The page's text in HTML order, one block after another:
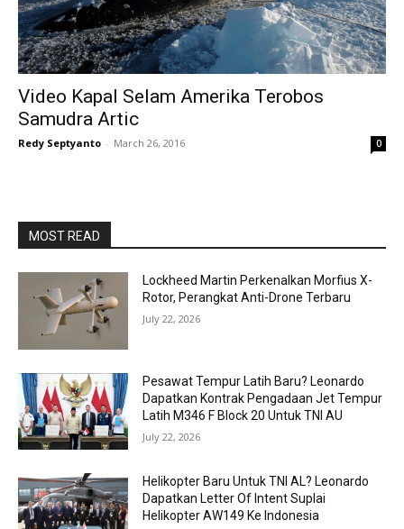
Video Kapal Selam Amerika Terobos
Samudra Artic
Redy Septyanto - March 26, 2016 0
MOST READ
Lockheed Martin Perkenalkan Morfius X-
Rotor, Perangkat Anti-Drone Terbaru
July 22, 2026
Pesawat Tempur Latih Baru? Leonardo
Dapatkan Kontrak Pengadaan Jet Tempur
Latih M346 F Block 20 Untuk TNI AU
July 22, 2026
Helikopter Baru Untuk TNI AL? Leonardo
Dapatkan Letter Of Intent Suplai
Helikopter AW149 Ke Indonesia